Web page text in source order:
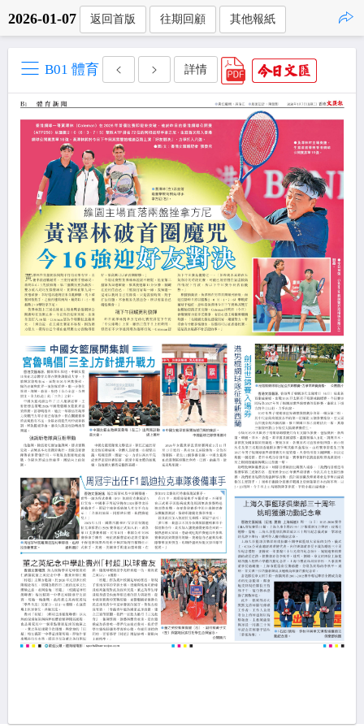
2026-01-07 返回首版 往期回顧 其他報紙
B01 體育 詳情